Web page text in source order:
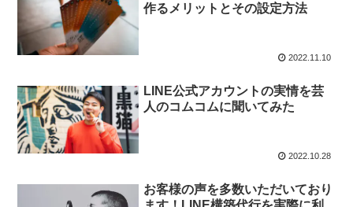
作るメリットとその設定方法
2022.11.10
LINE公式アカウントの実情を芸
人のコムコムに聞いてみた
2022.10.28
お客様の声を多数いただいており